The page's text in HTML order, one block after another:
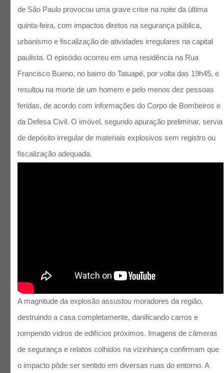
de São Paulo provocou uma grave crise na noite da última
quinta-feira, com impactos diretos na segurança pública,
urbanismo e fiscalização de atividades irregulares na capital
paulista. O episódio ocorreu em uma residência na Rua
Francisco Bueno, no bairro do Tatuapé, por volta das 19h45, e
resultou na morte de um homem e pelo menos dez pessoas
feridas, de acordo com informações do Corpo de Bombeiros e
da Defesa Civil. O imóvel, segundo apuração preliminar, servia
de depósito irregular de materiais explosivos sem registro ou
fiscalização adequada.
A magnitude da explosão assustou moradores da região,
destruindo a casa completamente, danificando carros e
rompendo vidros de edifícios próximos. Imagens de câmeras
de segurança e relatos colhidos na vizinhança confirmam que
o impacto pôde ser sentido em diversas ruas do entorno. A